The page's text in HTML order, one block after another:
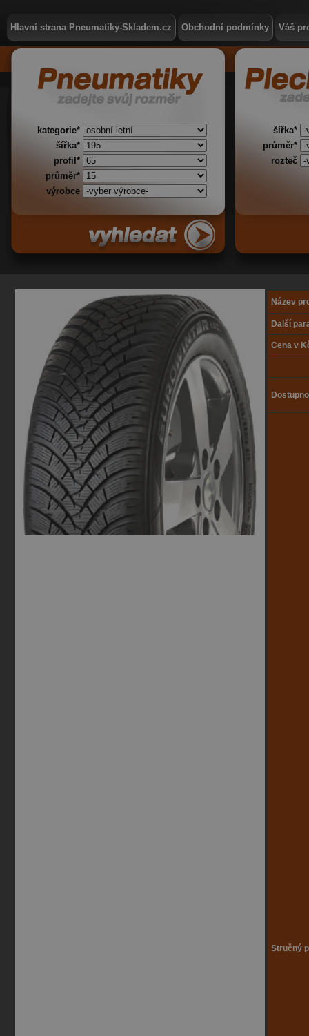
Hlavní strana Pneumatiky-Skladem.cz Obchodní podmínky Váš
kategorie*
šířka*
profil*
průměr*
výrobce
šířka*
průměr*
rozteč
Název
Další
Cena v
Stručný